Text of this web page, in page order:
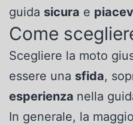
guida sicura e
Come
Scegliere la moto
essere una sfida,
esperienza nella
In generale, la